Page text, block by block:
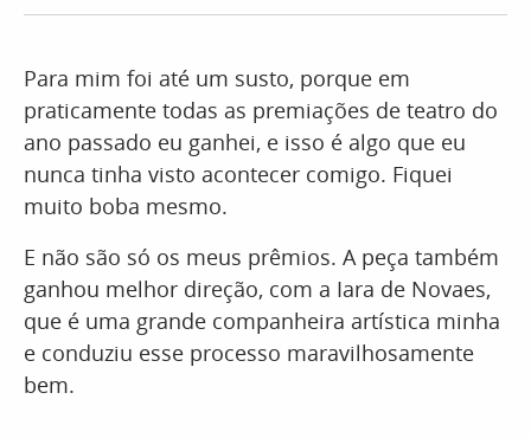
Para mim foi até um susto, porque em
praticamente todas as premiações de teatro do
ano passado eu ganhei, e isso é algo que eu
nunca tinha visto acontecer comigo. Fiquei
muito boba mesmo.
E não são só os meus prêmios. A peça também
ganhou melhor direção, com a Iara de Novaes,
que é uma grande companheira artística minha
e conduziu esse processo maravilhosamente
bem.